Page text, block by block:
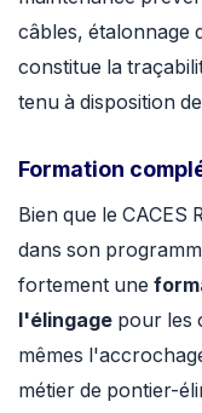
câbles, étalonnage
constitue la
tenu à disposition
Formation
Bien que le CACES
dans son
fortement une
l'élingage pour les
mêmes
métier de pontier-